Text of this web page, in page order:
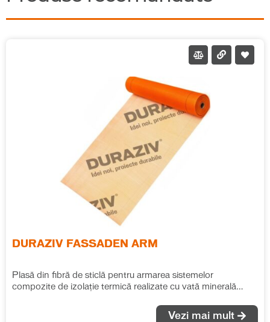
DURAZIV FASSADEN ARM
Plasă din fibră de sticlă pentru armarea sistemelor
compozite de izolație termică realizate cu vată minerală
Vezi mai mult